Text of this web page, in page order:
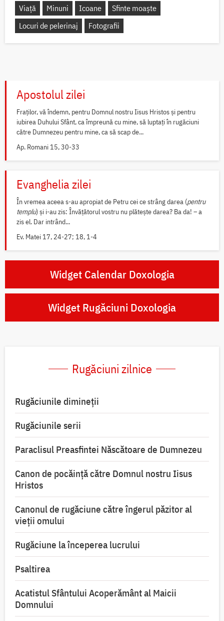
Viață Minuni Icoane
Sfinte moaște
Locuri de pelerinaj
Fotografii
Apostolul zilei
Fraților, vă îndemn, pentru Domnul nostru Iisus Hristos și pentru
iubirea Duhului Sfânt, ca împreună cu mine, să luptați în rugăciuni
către Dumnezeu pentru mine, ca să scap de...
Ap. Romani 15, 30-33
Evanghelia zilei
În vremea aceea s-au apropiat de Petru cei ce strâng darea (pentru
templu) și i-au zis: Învățătorul vostru nu plătește darea? Ba da! – a
zis el. Dar intrând...
Ev. Matei 17, 24-27; 18, 1-4
Widget Calendar Doxologia
Widget Rugăciuni Doxologia
Rugăciuni zilnice
Rugăciunile dimineții
Rugăciunile serii
Paraclisul Preasfintei Născătoare de Dumnezeu
Canon de pocăință către Domnul nostru Iisus
Hristos
Canonul de rugăciune către îngerul păzitor al
vieții omului
Rugăciune la începerea lucrului
Psaltirea
Acatistul Sfântului Acoperământ al Maicii
Domnului